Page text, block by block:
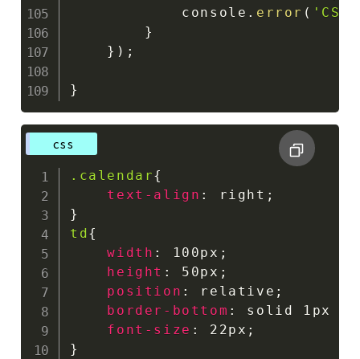
            console
. error ( 'CSV
}
} ) ;
}
css
.calendar{
text-align : right ;
}
td{
width : 100px ;
height : 50px ;
position : relative ;
border-bottom : solid 1px
font-size : 22px ;
}